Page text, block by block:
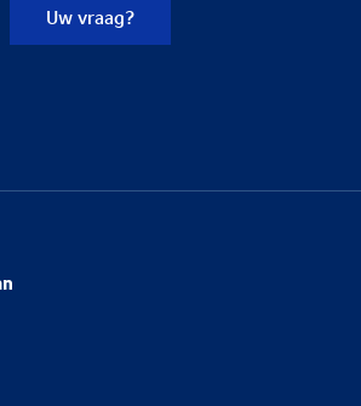
Uw vraag?